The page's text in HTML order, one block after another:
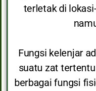
terletak di
Fungsi kelenjar
suatu zat
berbagai fungsi